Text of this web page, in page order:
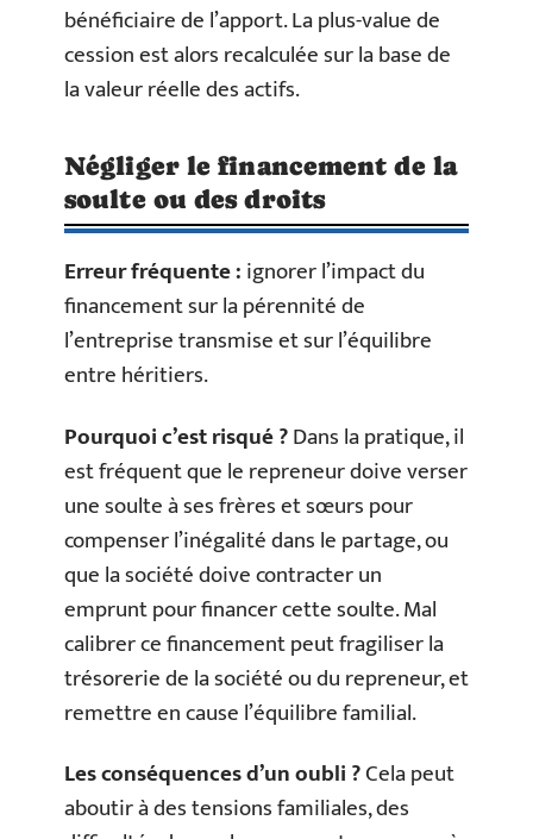
bénéficiaire de l’apport. La plus-value de
cession est alors recalculée sur la base de
la valeur réelle des actifs.
Négliger le financement de la
soulte ou des droits
Erreur fréquente :ignorer l’impact du
financement sur la pérennité de
l’entreprise transmise et sur l’équilibre
entre héritiers.
Pourquoi c’est risqué ?Dans la pratique, il
est fréquent que le repreneur doive verser
une soulte à ses frères et sœurs pour
compenser l’inégalité dans le partage, ou
que la société doive contracter un
emprunt pour financer cette soulte. Mal
calibrer ce financement peut fragiliser la
trésorerie de la société ou du repreneur, et
remettre en cause l’équilibre familial.
Les conséquences d’un oubli ?Cela peut
aboutir à des tensions familiales, des